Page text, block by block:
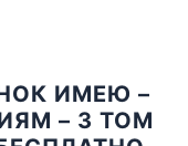
ИМЕЮ –
– 3 ТОМ